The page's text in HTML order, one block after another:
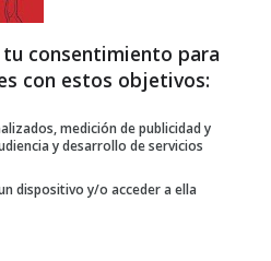
consentimiento para
con estos objetivos:
medición de publicidad y
y desarrollo de servicios
dispositivo y/o acceder a ella